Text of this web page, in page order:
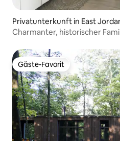
Privatunterkunft in East
Charmanter, historischer
Gäste-Favorit
Gäste-Favorit